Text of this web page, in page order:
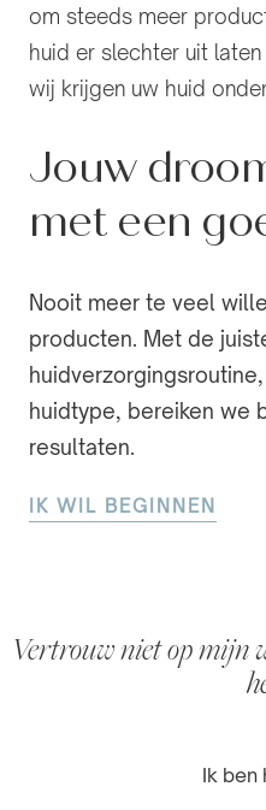
om steeds meer
huid er slechter uit
wij krijgen uw huid
Jouw
met een
Nooit meer te veel
producten. Met de
huidtype, bereiken we
resultaten.
IK WIL BEGINNEN
Vertrouw niet op mijn
Ik ben